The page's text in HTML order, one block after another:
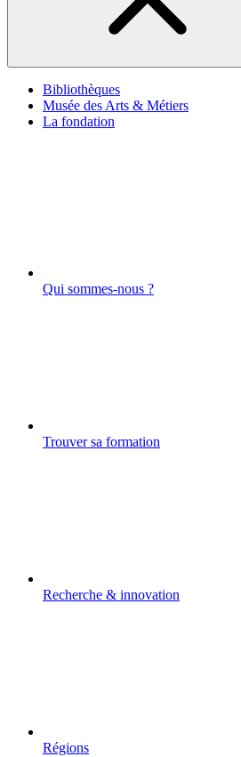
Bibliothèques
Musée des Arts & Métiers
La fondation
Qui sommes-nous ?
Trouver sa formation
Recherche & innovation
Régions